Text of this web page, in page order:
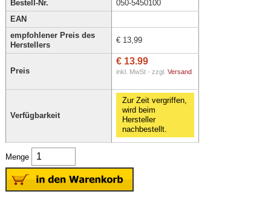
Bestell-Nr.
050-5450100
EAN
empfohlener Preis des
Herstellers
€ 13,99
Preis
€ 13.99
inkl. MwSt - zzgl. Versand
Verfügbarkeit
Zur Zeit vergriffen,
wird beim
Hersteller
nachbestellt.
Menge